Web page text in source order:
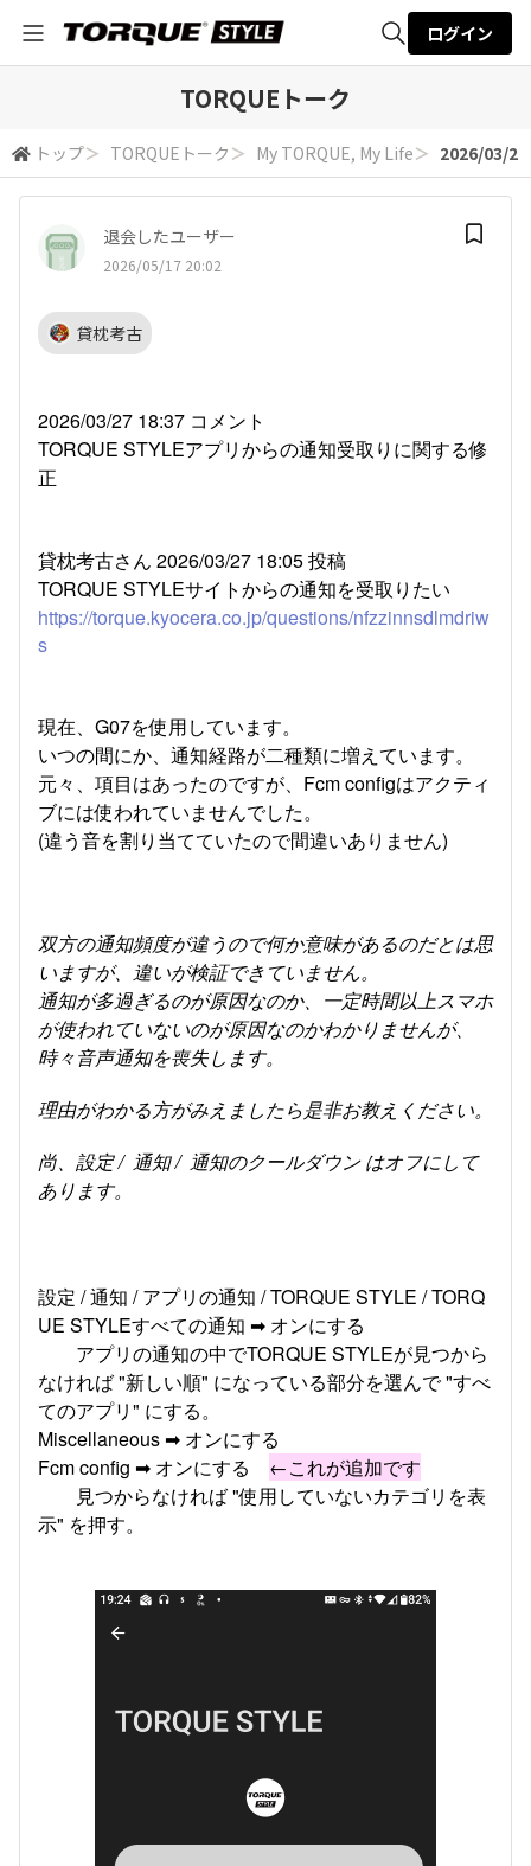
検索
ログイン
TORQUEトーク
トップ＞ TORQUEトーク ＞ My TORQUE, My Life＞ 2026/03/27
退会したユーザー
2026/05/17 20:02
貸枕考古
2026/03/27 18:37 コメント
TORQUE STYLEアプリからの通知受取りに関する修
正
貸枕考古さん 2026/03/27 18:05 投稿
TORQUE STYLEサイトからの通知を受取りたい
https://torque.kyocera.co.jp/questions/nfzzinnsdlmdriw
s
現在、G07を使用しています。
いつの間にか、通知経路が二種類に増えています。
元々、項目はあったのですが、Fcm configはアクティ
ブには使われていませんでした。
(違う音を割り当てていたので間違いありません)
双方の通知頻度が違うので何か意味があるのだとは思
いますが、違いが検証できていません。
通知が多過ぎるのが原因なのか、一定時間以上スマホ
が使われていないのが原因なのかわかりませんが、
時々音声通知を喪失します。
理由がわかる方がみえましたら是非お教えください。
尚、設定 / 通知 / 通知のクールダウン はオフにして
あります。
設定 / 通知 / アプリの通知 / TORQUE STYLE / TORQ
UE STYLEすべての通知 ➡ オンにする
アプリの通知の中でTORQUE STYLEが見つから
なければ "新しい順" になっている部分を選んで "すべ
てのアプリ" にする。
Miscellaneous ➡ オンにする
Fcm config ➡ オンにする ←これが追加です
見つからなければ "使用していないカテゴリを表
示" を押す。